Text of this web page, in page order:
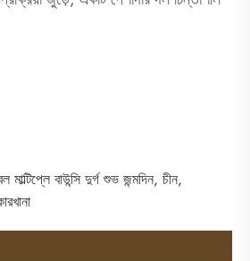
মাল্টিপ্লে বাউন্সি দুর্গ শুভ জন্মদিন, চীন,